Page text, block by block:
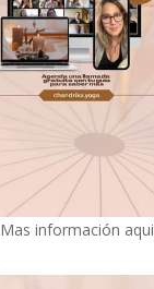
Mas información aqui